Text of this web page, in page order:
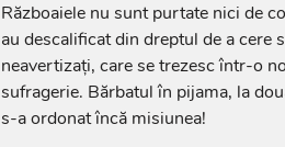
Războaiele nu sunt purtate nici de
au descalificat din dreptul de a
neavertizați, care se trezesc într-o
sufragerie. Bărbatul în pijama, la
s-a ordonat încă misiunea!